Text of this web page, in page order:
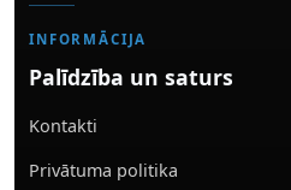
INFORMĀCIJA
Palīdzība un saturs
Kontakti
Privātuma politika